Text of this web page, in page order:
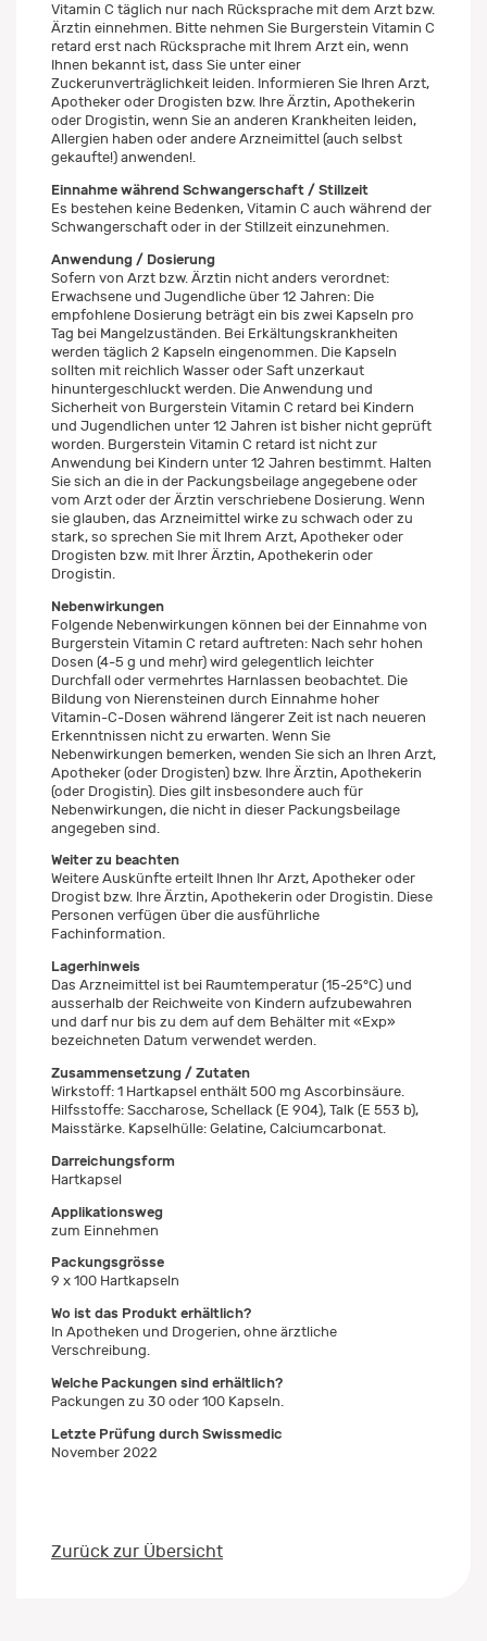
Vitamin C täglich nur nach Rücksprache mit dem Arzt bzw.
Ärztin einnehmen. Bitte nehmen Sie Burgerstein Vitamin C
retard erst nach Rücksprache mit Ihrem Arzt ein, wenn
Ihnen bekannt ist, dass Sie unter einer
Zuckerunverträglichkeit leiden. Informieren Sie Ihren Arzt,
Apotheker oder Drogisten bzw. Ihre Ärztin, Apothekerin
oder Drogistin, wenn Sie an anderen Krankheiten leiden,
Allergien haben oder andere Arzneimittel (auch selbst
gekaufte!) anwenden!.
Einnahme während Schwangerschaft / Stillzeit
Es bestehen keine Bedenken, Vitamin C auch während der
Schwangerschaft oder in der Stillzeit einzunehmen.
Anwendung / Dosierung
Sofern von Arzt bzw. Ärztin nicht anders verordnet:
Erwachsene und Jugendliche über 12 Jahren: Die
empfohlene Dosierung beträgt ein bis zwei Kapseln pro
Tag bei Mangelzuständen. Bei Erkältungskrankheiten
werden täglich 2 Kapseln eingenommen. Die Kapseln
sollten mit reichlich Wasser oder Saft unzerkaut
hinuntergeschluckt werden. Die Anwendung und
Sicherheit von Burgerstein Vitamin C retard bei Kindern
und Jugendlichen unter 12 Jahren ist bisher nicht geprüft
worden. Burgerstein Vitamin C retard ist nicht zur
Anwendung bei Kindern unter 12 Jahren bestimmt. Halten
Sie sich an die in der Packungsbeilage angegebene oder
vom Arzt oder der Ärztin verschriebene Dosierung. Wenn
sie glauben, das Arzneimittel wirke zu schwach oder zu
stark, so sprechen Sie mit Ihrem Arzt, Apotheker oder
Drogisten bzw. mit Ihrer Ärztin, Apothekerin oder
Drogistin.
Nebenwirkungen
Folgende Nebenwirkungen können bei der Einnahme von
Burgerstein Vitamin C retard auftreten: Nach sehr hohen
Dosen (4-5 g und mehr) wird gelegentlich leichter
Durchfall oder vermehrtes Harnlassen beobachtet. Die
Bildung von Nierensteinen durch Einnahme hoher
Vitamin-C-Dosen während längerer Zeit ist nach neueren
Erkenntnissen nicht zu erwarten. Wenn Sie
Nebenwirkungen bemerken, wenden Sie sich an Ihren Arzt,
Apotheker (oder Drogisten) bzw. Ihre Ärztin, Apothekerin
(oder Drogistin). Dies gilt insbesondere auch für
Nebenwirkungen, die nicht in dieser Packungsbeilage
angegeben sind.
Weiter zu beachten
Weitere Auskünfte erteilt Ihnen Ihr Arzt, Apotheker oder
Drogist bzw. Ihre Ärztin, Apothekerin oder Drogistin. Diese
Personen verfügen über die ausführliche
Fachinformation.
Lagerhinweis
Das Arzneimittel ist bei Raumtemperatur (15-25°C) und
ausserhalb der Reichweite von Kindern aufzubewahren
und darf nur bis zu dem auf dem Behälter mit «Exp»
bezeichneten Datum verwendet werden.
Zusammensetzung / Zutaten
Wirkstoff: 1 Hartkapsel enthält 500 mg Ascorbinsäure.
Hilfsstoffe: Saccharose, Schellack (E 904), Talk (E 553 b),
Maisstärke. Kapselhülle: Gelatine, Calciumcarbonat.
Darreichungsform
Hartkapsel
Applikationsweg
zum Einnehmen
Packungsgrösse
9 x 100 Hartkapseln
Wo ist das Produkt erhältlich?
In Apotheken und Drogerien, ohne ärztliche
Verschreibung.
Welche Packungen sind erhältlich?
Packungen zu 30 oder 100 Kapseln.
Letzte Prüfung durch Swissmedic
November 2022
Zurück zur Übersicht